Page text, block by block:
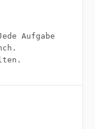
Aufgabe